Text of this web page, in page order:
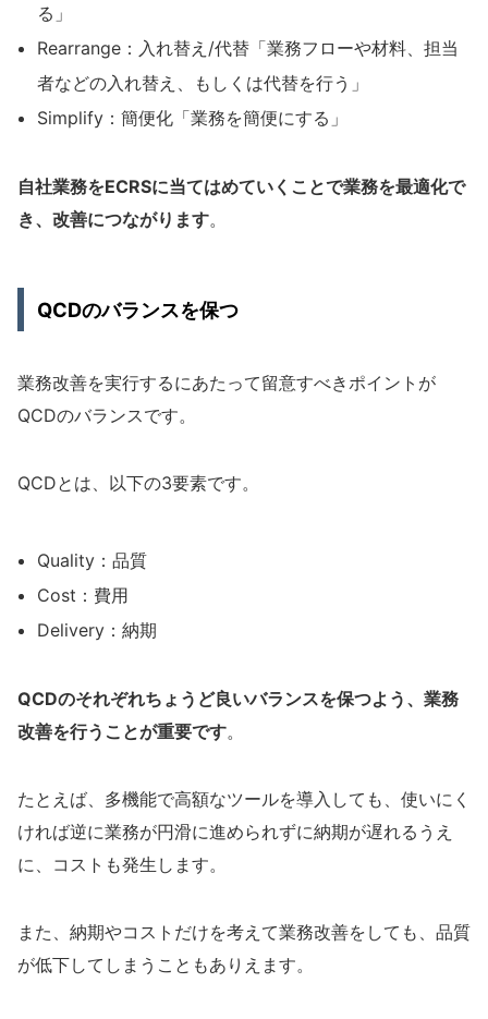
る」
Rearrange：入れ替え/代替「業務フローや材料、担当
者などの入れ替え、もしくは代替を行う」
Simplify：簡便化「業務を簡便にする」
自社業務をECRSに当てはめていくことで業務を最適化で
き、改善につながります。
QCDのバランスを保つ
業務改善を実行するにあたって留意すべきポイントが
QCDのバランスです。
QCDとは、以下の3要素です。
Quality：品質
Cost：費用
Delivery：納期
QCDのそれぞれちょうど良いバランスを保つよう、業務
改善を行うことが重要です。
たとえば、多機能で高額なツールを導入しても、使いにく
ければ逆に業務が円滑に進められずに納期が遅れるうえ
に、コストも発生します。
また、納期やコストだけを考えて業務改善をしても、品質
が低下してしまうこともありえます。